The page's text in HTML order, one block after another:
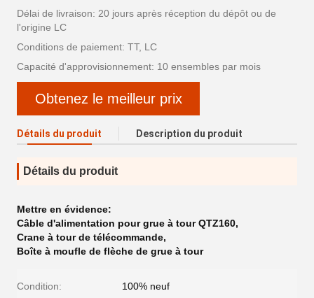
Délai de livraison: 20 jours après réception du dépôt ou de
l'origine LC
Conditions de paiement: TT, LC
Capacité d'approvisionnement: 10 ensembles par mois
Obtenez le meilleur prix
Détails du produit Description du produit
Détails du produit
Mettre en évidence:
Câble d'alimentation pour grue à tour QTZ160,
Crane à tour de télécommande,
Boîte à moufle de flèche de grue à tour
Condition: 100% neuf